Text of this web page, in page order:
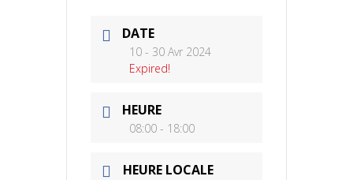
DATE
10 - 30 Avr 2024
Expired!
HEURE
08:00 - 18:00
HEURE LOCALE